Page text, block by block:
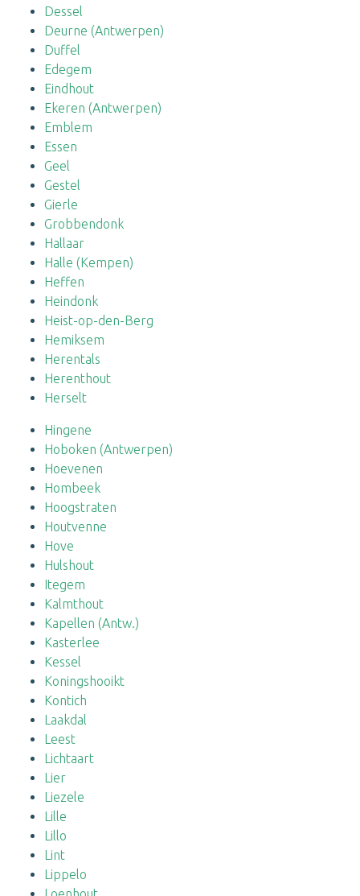
Dessel
Deurne (Antwerpen)
Duffel
Edegem
Eindhout
Ekeren (Antwerpen)
Emblem
Essen
Geel
Gestel
Gierle
Grobbendonk
Hallaar
Halle (Kempen)
Heffen
Heindonk
Heist-op-den-Berg
Hemiksem
Herentals
Herenthout
Herselt
Hingene
Hoboken (Antwerpen)
Hoevenen
Hombeek
Hoogstraten
Houtvenne
Hove
Hulshout
Itegem
Kalmthout
Kapellen (Antw.)
Kasterlee
Kessel
Koningshooikt
Kontich
Laakdal
Leest
Lichtaart
Lier
Liezele
Lille
Lillo
Lint
Lippelo